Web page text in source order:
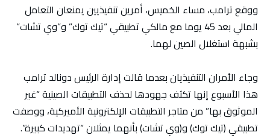
ووقع ترامب، مساء الخميس، أمرين تنفيذيين يمنعان التعامل
المالي بعد 45 يوما مع مالكي تطبيقي “تيك توك” و”وي تشات”
بشبهة استغلال الصين لهما.
وجاء الأمران التنفيذيان بعدما قالت إدارة الرئيس دونالد ترامب
هذا الأسبوع إنها تكثف جهودها لحذف التطبيقات الصينية “غير
الموثوق بها” من متاجر التطبيقات الإلكترونية الأميركية، ووصفت
تطبيقي (تيك توك) و(وي تشات) بأنهما يمثلان “تهديدات كبيرة”.